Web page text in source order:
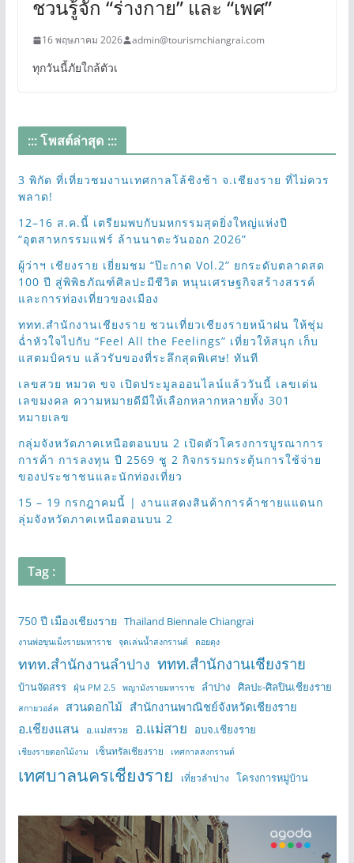
ชวนรู้จัก “ร่างกาย” และ “เพศ”
16 พฤษภาคม 2026 admin@tourismchiangrai.com
ทุกวันนี้ภัยใกล้ตัวเ
::: โพสต์ล่าสุด :::
3 พิกัด ที่เที่ยวชมงานเทศกาลโล้ชิงช้า จ.เชียงราย ที่ไม่ควร
พลาด!
12–16 ส.ค.นี้ เตรียมพบกับมหกรรมสุดยิ่งใหญ่แห่งปี
“อุตสาหกรรมแฟร์ ล้านนาตะวันออก 2026”
ผู้ว่าฯ เชียงราย เยี่ยมชม “ป๊ะกาด Vol.2” ยกระดับตลาดสด
100 ปี สู่พิพิธภัณฑ์ศิลปะมีชีวิต หนุนเศรษฐกิจสร้างสรรค์
และการท่องเที่ยวของเมือง
ททท.สำนักงานเชียงราย ชวนเที่ยวเชียงรายหน้าฝน ให้ชุ่ม
ฉ่ำหัวใจไปกับ “Feel All the Feelings” เที่ยวให้สนุก เก็บ
แสตมป์ครบ แล้วรับของที่ระลึกสุดพิเศษ! ทันที
เลขสวย หมวด ขจ เปิดประมูลออนไลน์แล้ววันนี้ เลขเด่น
เลขมงคล ความหมายดีมีให้เลือกหลากหลายทั้ง 301
หมายเลข
กลุ่มจังหวัดภาคเหนือตอนบน 2 เปิดตัวโครงการบูรณาการ
การค้า การลงทุน ปี 2569 ชู 2 กิจกรรมกระตุ้นการใช้จ่าย
ของประชาชนและนักท่องเที่ยว
15 – 19 กรกฎาคมนี้ | งานแสดงสินค้าการค้าชายแแดนก
ลุ่มจังหวัดภาคเหนือตอนบน 2
Tag :
750 ปี เมืองเชียงราย Thailand Biennale Chiangrai
งานพ่อขุนเม็งรายมหาราช จุดเล่นน้ำสงกรานต์ ดอยตุง
ททท.สำนักงานลำปาง ททท.สำนักงานเชียงราย
บ้านจัดสรร ฝุ่น PM 2.5 พญามังรายมหาราช ลำปาง ศิลปะ-ศิลปินเชียงราย
สกายวอล์ค สวนดอกไม้ สำนักงานพาณิชย์จังหวัดเชียงราย
อ.เชียงแสน อ.แม่สรวย อ.แม่สาย อบจ.เชียงราย
เชียงรายดอกไม้งาม เซ็นทรัลเชียงราย เทศกาลสงกรานต์
เทศบาลนครเชียงราย เที่ยวลำปาง โครงการหมู่บ้าน